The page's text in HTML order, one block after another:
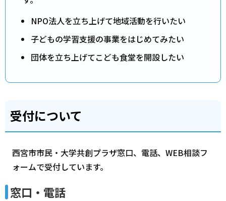
NPO法人を立ち上げて地域活動を行いたい
子どもの学習支援の事業をはじめてみたい
団体を立ち上げてこども食堂を開設したい
受付について
西宮市市民・大学共創プラザ窓口、電話、WEB相談フ
ォームで受付しています。
窓口・電話